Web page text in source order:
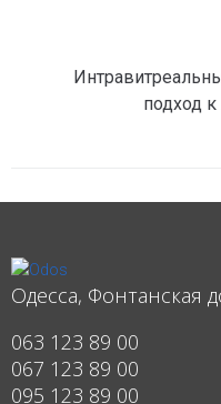
подход
Одесса, Фонтанская
063 123 89 00
067 123 89 00
095 123 89 00